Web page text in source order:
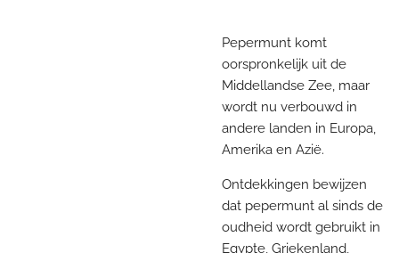
Pepermunt komt
oorspronkelijk uit de
Middellandse Zee, maar
wordt nu verbouwd in
andere landen in Europa,
Amerika en Azië.
Ontdekkingen bewijzen
dat pepermunt al sinds de
oudheid wordt gebruikt in
Egypte, Griekenland,